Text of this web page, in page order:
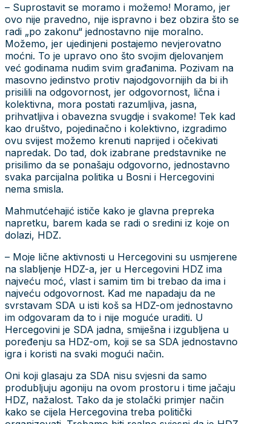
– Suprostavit se moramo i možemo! Moramo, jer
ovo nije pravedno, nije ispravno i bez obzira što se
radi „po zakonu“ jednostavno nije moralno.
Možemo, jer ujedinjeni postajemo nevjerovatno
moćni. To je upravo ono što svojim djelovanjem
već godinama nudim svim građanima. Pozivam na
masovno jedinstvo protiv najodgovornijih da bi ih
prisilili na odgovornost, jer odgovornost, lična i
kolektivna, mora postati razumljiva, jasna,
prihvatljiva i obavezna svugdje i svakome! Tek kad
kao društvo, pojedinačno i kolektivno, izgradimo
ovu svijest možemo krenuti naprijed i očekivati
napredak. Do tad, dok izabrane predstavnike ne
prisilimo da se ponašaju odgovorno, jednostavno
svaka parcijalna politika u Bosni i Hercegovini
nema smisla.
Mahmutćehajić ističe kako je glavna prepreka
napretku, barem kada se radi o sredini iz koje on
dolazi, HDZ.
– Moje lične aktivnosti u Hercegovini su usmjerene
na slabljenje HDZ-a, jer u Hercegovini HDZ ima
najveću moć, vlast i samim tim bi trebao da ima i
najveću odgovornost. Kad me napadaju da ne
svrstavam SDA u isti koš sa HDZ-om jednostavno
im odgovaram da to i nije moguće uraditi. U
Hercegovini je SDA jadna, smiješna i izgubljena u
poređenju sa HDZ-om, koji se sa SDA jednostavno
igra i koristi na svaki mogući način.
Oni koji glasaju za SDA nisu svjesni da samo
produbljuju agoniju na ovom prostoru i time jačaju
HDZ, nažalost. Tako da je stolački primjer način
kako se cijela Hercegovina treba politički